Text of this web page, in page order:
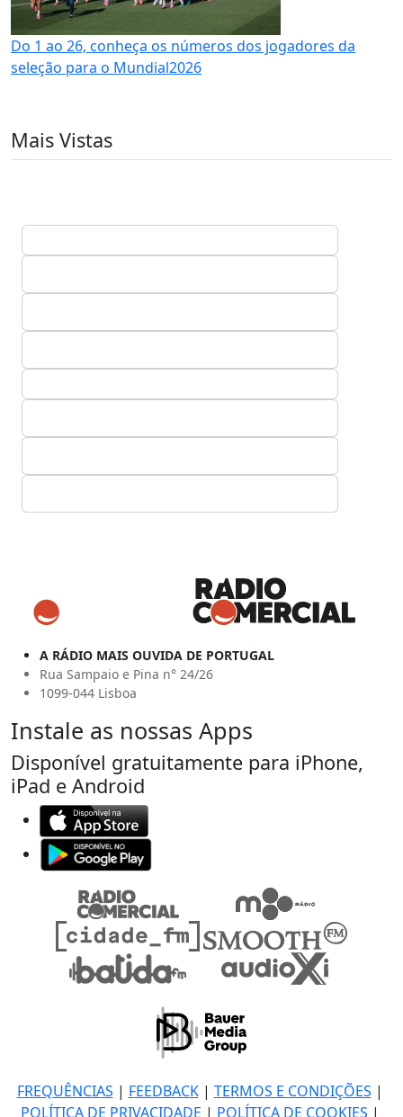
Do 1 ao 26, conheça os números dos jogadores da
seleção para o Mundial2026
Mais Vistas
A RÁDIO MAIS OUVIDA DE PORTUGAL
Rua Sampaio e Pina n° 24/26
1099-044 Lisboa
Instale as nossas Apps
Disponível gratuitamente para iPhone,
iPad e Android
FREQUÊNCIAS | FEEDBACK| TERMOS E CONDIÇÕES |
POLÍTICA DE PRIVACIDADE | POLÍTICA DE COOKIES |